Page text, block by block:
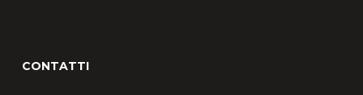
CONTATTI